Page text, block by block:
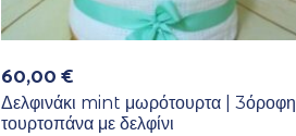
60,00€
Δελφινάκι mint μωρότουρτα | 3όροφη
τουρτοπάνα με δελφίνι